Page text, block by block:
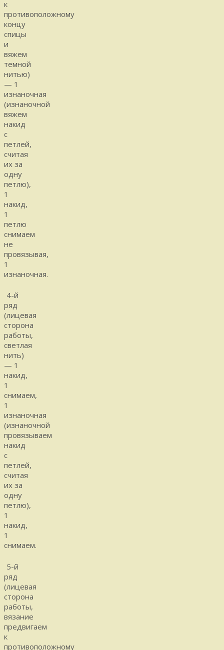
к
противоположному
концу
спицы
и
вяжем
темной
нитью)
— 1
изнаночная
(изнаночной
вяжем
накид
с
петлей,
считая
их за
одну
петлю),
1
накид,
1
петлю
снимаем
не
провязывая,
1
изнаночная.
4-й
ряд
(лицевая
сторона
работы,
светлая
нить)
— 1
накид,
1
снимаем,
1
изнаночная
(изнаночной
провязываем
накид
с
петлей,
считая
их за
одну
петлю),
1
накид,
1
снимаем.
5-й
ряд
(лицевая
сторона
работы,
вязание
предвигаем
к
противоположному